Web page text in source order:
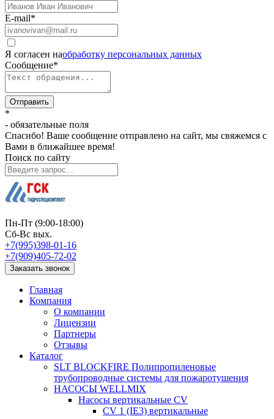
E-mail*
Я согласен наобработку персональных данных
Сообщение*
Отправить
*
- обязательные поля
Спасибо! Ваше сообщение отправлено на сайт, мы свяжемся с
Вами в ближайшее время!
Поиск по сайту
Пн-Пт (9:00-18:00)
Сб-Вс вых.
+7(995)398-01-16
+7(909)405-72-02
Заказать звонок
Главная
Компания
О компании
Лицензии
Партнеры
Отзывы
Каталог
SLT BLOCKFIRE Полипропиленовые
трубопроводные системы для пожаротушения
НАСОСЫ WELLMIX
Насосы вертикальные CV
CV 1 (IE3) вертикальные